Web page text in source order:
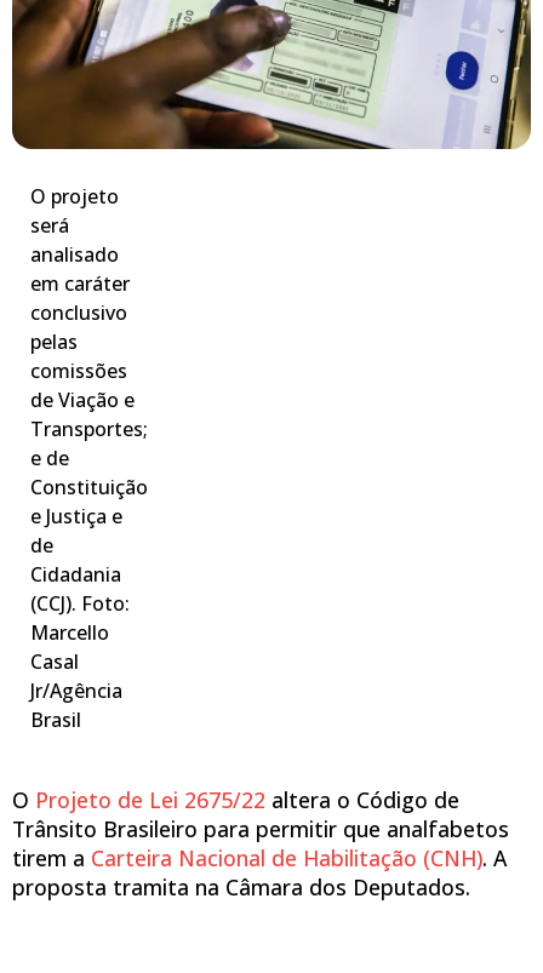
O projeto
será
analisado
em caráter
conclusivo
pelas
comissões
de Viação e
Transportes;
e de
Constituição
e Justiça e
de
Cidadania
(CCJ). Foto:
Marcello
Casal
Jr/Agência
Brasil
O Projeto de Lei 2675/22 altera o Código de
Trânsito Brasileiro para permitir que analfabetos
tirem a Carteira Nacional de Habilitação (CNH). A
proposta tramita na Câmara dos Deputados.